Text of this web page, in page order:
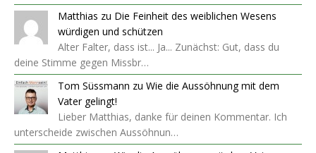
Matthias zu Die Feinheit des weiblichen Wesens
würdigen und schützen
Alter Falter, dass ist... Ja... Zunächst: Gut, dass du
deine Stimme gegen Missbr…
Tom Süssmann zu Wie die Aussöhnung mit dem
Vater gelingt!
Lieber Matthias, danke für deinen Kommentar. Ich
unterscheide zwischen Aussöhnun…